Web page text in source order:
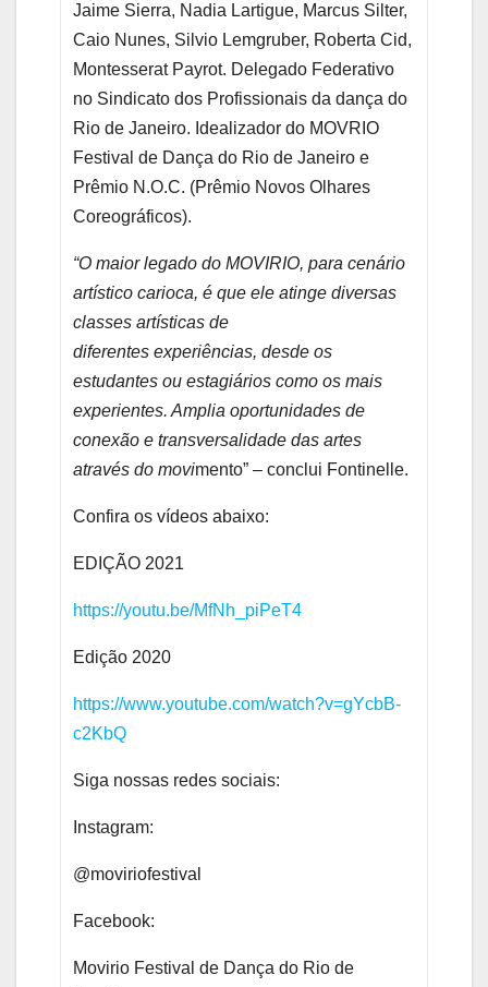
Jaime Sierra, Nadia Lartigue, Marcus Silter,
Caio Nunes, Silvio Lemgruber, Roberta Cid,
Montesserat Payrot. Delegado Federativo
no Sindicato dos Profissionais da dança do
Rio de Janeiro. Idealizador do MOVRIO
Festival de Dança do Rio de Janeiro e
Prêmio N.O.C. (Prêmio Novos Olhares
Coreográficos).
“O maior legado do MOVIRIO, para cenário
artístico carioca, é que ele atinge diversas
classes artísticas de
diferentes experiências, desde os
estudantes ou estagiários como os mais
experientes. Amplia oportunidades de
conexão e transversalidade das artes
através do movimento” – conclui Fontinelle.
Confira os vídeos abaixo:
EDIÇÃO 2021
https://youtu.be/MfNh_piPeT4
Edição 2020
https://www.youtube.com/watch?v=gYcbB-
c2KbQ
Siga nossas redes sociais:
Instagram:
@moviriofestival
Facebook:
Movirio Festival de Dança do Rio de